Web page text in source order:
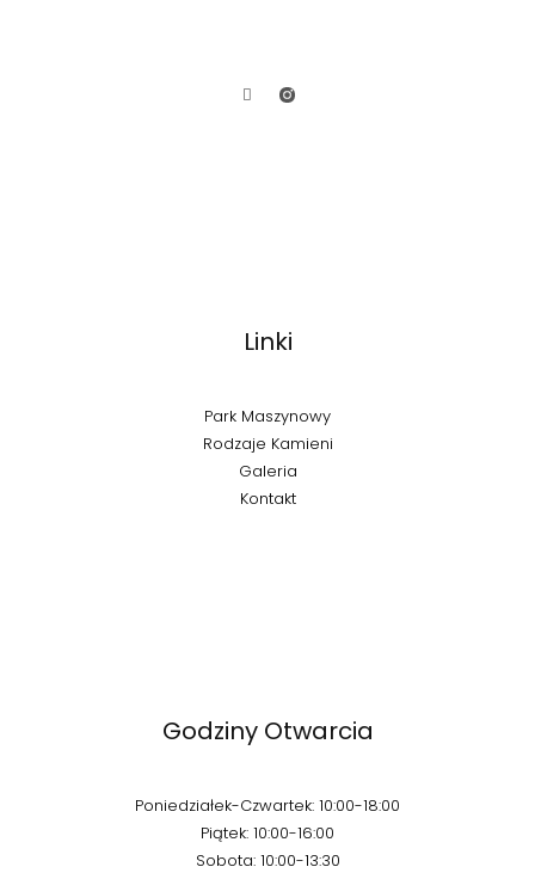
Linki
Park Maszynowy
Rodzaje Kamieni
Galeria
Kontakt
Godziny Otwarcia
Poniedziałek-Czwartek: 10:00-18:00
Piątek: 10:00-16:00
Sobota: 10:00-13:30